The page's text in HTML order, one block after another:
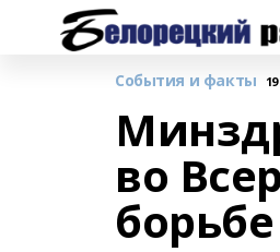
События и факты
во